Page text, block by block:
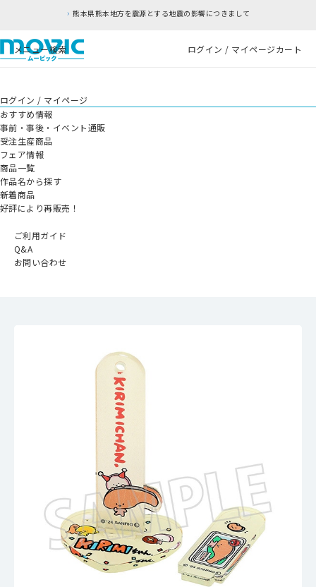
熊本県熊本地方を震源とする地震の影響につきまして
メニュー検索 ログイン / マイページカート
ログイン / マイページ
おすすめ情報
事前・事後・イベント通販
受注生産商品
フェア情報
商品一覧
作品名から探す
新着商品
好評により再販売！
ご利用ガイド
Q&A
お問い合わせ